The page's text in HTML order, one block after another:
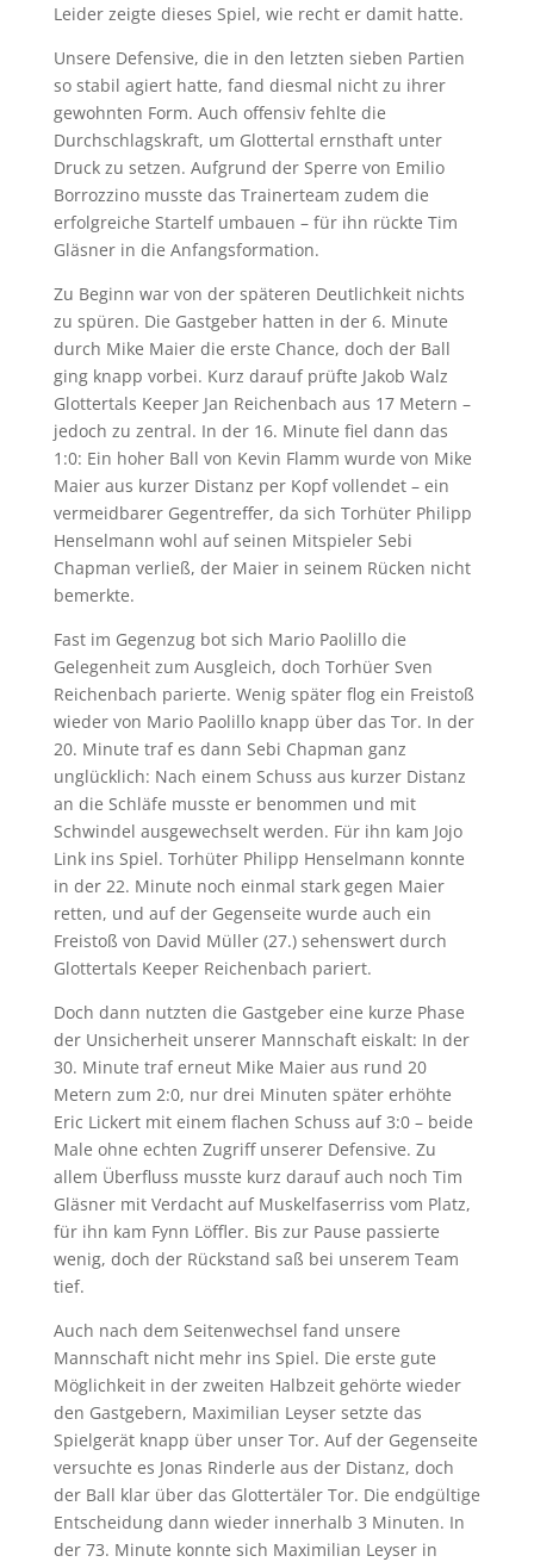
Leider zeigte dieses Spiel, wie recht er damit hatte.
Unsere Defensive, die in den letzten sieben Partien
so stabil agiert hatte, fand diesmal nicht zu ihrer
gewohnten Form. Auch offensiv fehlte die
Durchschlagskraft, um Glottertal ernsthaft unter
Druck zu setzen. Aufgrund der Sperre von Emilio
Borrozzino musste das Trainerteam zudem die
erfolgreiche Startelf umbauen – für ihn rückte Tim
Gläsner in die Anfangsformation.
Zu Beginn war von der späteren Deutlichkeit nichts
zu spüren. Die Gastgeber hatten in der 6. Minute
durch Mike Maier die erste Chance, doch der Ball
ging knapp vorbei. Kurz darauf prüfte Jakob Walz
Glottertals Keeper Jan Reichenbach aus 17 Metern –
jedoch zu zentral. In der 16. Minute fiel dann das
1:0: Ein hoher Ball von Kevin Flamm wurde von Mike
Maier aus kurzer Distanz per Kopf vollendet – ein
vermeidbarer Gegentreffer, da sich Torhüter Philipp
Henselmann wohl auf seinen Mitspieler Sebi
Chapman verließ, der Maier in seinem Rücken nicht
bemerkte.
Fast im Gegenzug bot sich Mario Paolillo die
Gelegenheit zum Ausgleich, doch Torhüer Sven
Reichenbach parierte. Wenig später flog ein Freistoß
wieder von Mario Paolillo knapp über das Tor. In der
20. Minute traf es dann Sebi Chapman ganz
unglücklich: Nach einem Schuss aus kurzer Distanz
an die Schläfe musste er benommen und mit
Schwindel ausgewechselt werden. Für ihn kam Jojo
Link ins Spiel. Torhüter Philipp Henselmann konnte
in der 22. Minute noch einmal stark gegen Maier
retten, und auf der Gegenseite wurde auch ein
Freistoß von David Müller (27.) sehenswert durch
Glottertals Keeper Reichenbach pariert.
Doch dann nutzten die Gastgeber eine kurze Phase
der Unsicherheit unserer Mannschaft eiskalt: In der
30. Minute traf erneut Mike Maier aus rund 20
Metern zum 2:0, nur drei Minuten später erhöhte
Eric Lickert mit einem flachen Schuss auf 3:0 – beide
Male ohne echten Zugriff unserer Defensive. Zu
allem Überfluss musste kurz darauf auch noch Tim
Gläsner mit Verdacht auf Muskelfaserriss vom Platz,
für ihn kam Fynn Löffler. Bis zur Pause passierte
wenig, doch der Rückstand saß bei unserem Team
tief.
Auch nach dem Seitenwechsel fand unsere
Mannschaft nicht mehr ins Spiel. Die erste gute
Möglichkeit in der zweiten Halbzeit gehörte wieder
den Gastgebern, Maximilian Leyser setzte das
Spielgerät knapp über unser Tor. Auf der Gegenseite
versuchte es Jonas Rinderle aus der Distanz, doch
der Ball klar über das Glottertäler Tor. Die endgültige
Entscheidung dann wieder innerhalb 3 Minuten. In
der 73. Minute konnte sich Maximilian Leyser in